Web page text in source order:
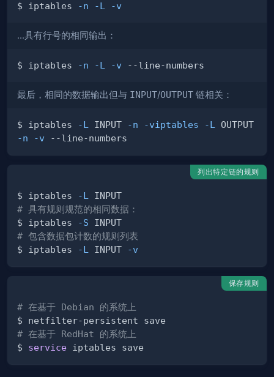
$ iptables -n -L -v
...具有行号的相同输出：
$ iptables -n -L -v
最后，相同的数据输出但与 INPUT/OUTPUT 链相关：
$ iptables -L INPUT -n -viptables -L
-n
-v
列出特定链的规则
$ iptables -L
# 具有规则规范的相同数据：
$ iptables
-S
# 包含数据包计数的规则列表
$ iptables
-L INPUT -v
保存规则
# 在基于 Debian 的系统上
# 在基于 RedHat 的系统上
$ service